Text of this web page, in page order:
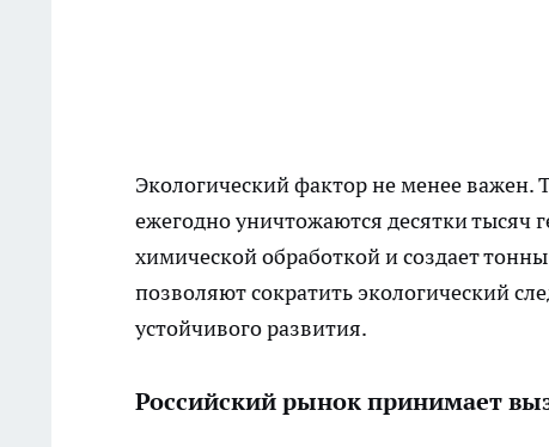
Экологический фактор не менее важен.
ежегодно уничтожаются десятки тысяч
химической обработкой и создает
позволяют сократить экологический
устойчивого развития.
Российский рынок принимает